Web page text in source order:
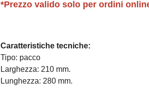
*Prezzo valido solo per ordini
Caratteristiche tecniche:
Tipo: pacco
Larghezza: 210 mm.
Lunghezza: 280 mm.